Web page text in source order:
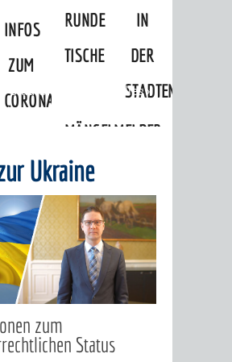
INFOS
ZUM
CORONAVIRUS
RUNDE
TISCHE
IN
DER
MÄNGELMELDER
UNSERE STADT
STADTPORTRAIT
WAPPENEHRENBÜRGER
REPORTAGEN
DER
STADTGESCHICHTE
»Stadtthemen Aktuelles»
Ukraine
zum
Status